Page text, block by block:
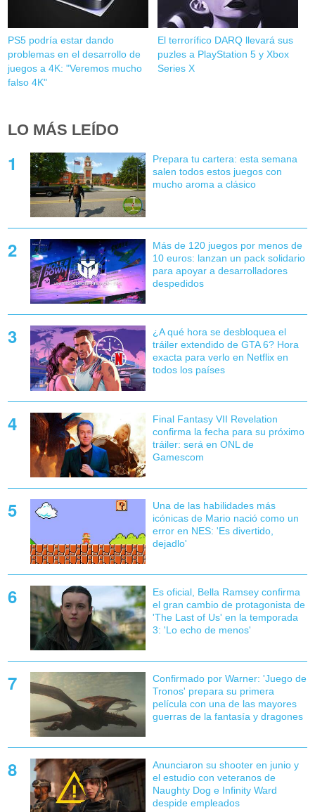
PS5 podría estar dando
problemas en el desarrollo de
juegos a 4K: "Veremos mucho
falso 4K"
El terrorífico DARQ llevará sus
puzles a PlayStation 5 y Xbox
Series X
LO MÁS LEÍDO
Prepara tu cartera: esta semana
salen todos estos juegos con
mucho aroma a clásico
Más de 120 juegos por menos de
10 euros: lanzan un pack solidario
para apoyar a desarrolladores
despedidos
¿A qué hora se desbloquea el
tráiler extendido de GTA 6? Hora
exacta para verlo en Netflix en
todos los países
Final Fantasy VII Revelation
confirma la fecha para su próximo
tráiler: será en ONL de
Gamescom
Una de las habilidades más
icónicas de Mario nació como un
error en NES: 'Es divertido,
dejadlo'
Es oficial, Bella Ramsey confirma
el gran cambio de protagonista de
'The Last of Us' en la temporada
3: 'Lo echo de menos'
Confirmado por Warner: 'Juego de
Tronos' prepara su primera
película con una de las mayores
guerras de la fantasía y dragones
Anunciaron su shooter en junio y
el estudio con veteranos de
Naughty Dog e Infinity Ward
despide empleados